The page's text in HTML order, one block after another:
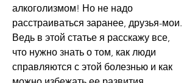
алкоголизмом! Но не надо
расстраиваться заранее, друзья-мои.
Ведь в этой статье я расскажу все,
что нужно знать о том, как люди
справляются с этой болезнью и как